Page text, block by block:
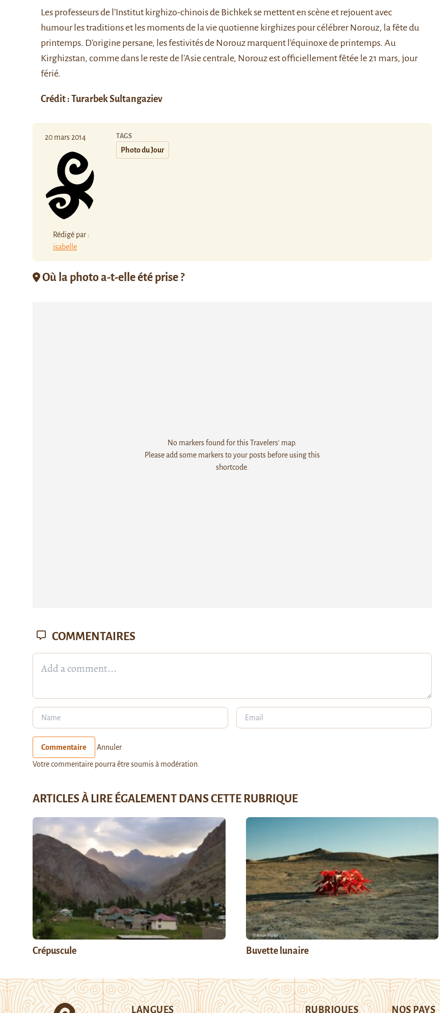
Les professeurs de l’Institut kirghizo-chinois de Bichkek se mettent en scène et rejouent avec
humour les traditions et les moments de la vie quotienne kirghizes pour célébrer Norouz, la fête du
printemps. D’origine persane, les festivités de Norouz marquent l’équinoxe de printemps. Au
Kirghizstan, comme dans le reste de l’Asie centrale, Norouz est officiellement fêtée le 21 mars, jour
férié.
Crédit : Turarbek Sultangaziev
20 mars 2014
Rédigé par :
isabelle
TAGS
Photo du Jour
Où la photo a-t-elle été prise ?
No markers found for this Travelers' map.
Please add some markers to your posts before using this
shortcode.
COMMENTAIRES
Commentaire Annuler
Votre commentaire pourra être soumis à modération.
ARTICLES À LIRE ÉGALEMENT DANS CETTE RUBRIQUE
Crépuscule Buvette lunaire
LANGUES RUBRIQUES NOS PAYS